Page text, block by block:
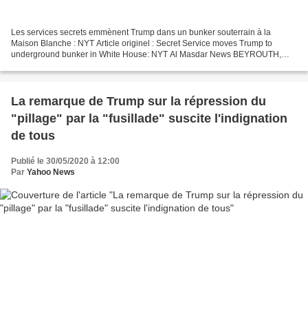
Les services secrets emmènent Trump dans un bunker souterrain à la
Maison Blanche : NYT Article originel : Secret Service moves Trump to
underground bunker in White House: NYT Al Masdar News BEYROUTH,
La remarque de Trump sur la répression du
"pillage" par la "fusillade" suscite l'indignation
de tous
Publié le 30/05/2020 à 12:00
Par Yahoo News